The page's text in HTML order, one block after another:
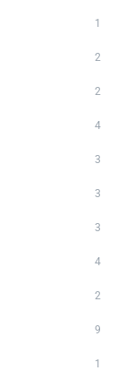
1
2
2
4
3
3
3
4
2
9
1